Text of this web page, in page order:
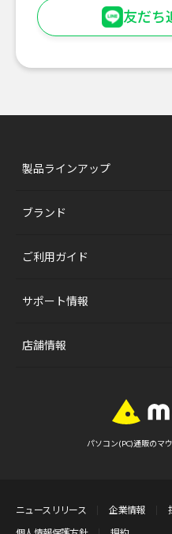
友だち
製品ラインアップ
ブランド
ご利用ガイド
サポート情報
店舗情報
パソコン(PC)通販のマ
ニュースリリース 企業情報